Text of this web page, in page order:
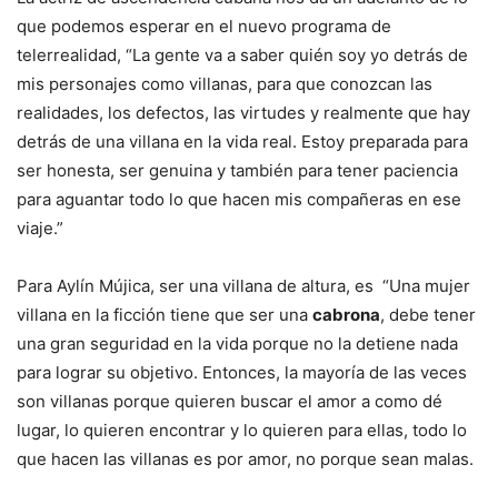
que podemos esperar en el nuevo programa de
telerrealidad, “La gente va a saber quién soy yo detrás de
mis personajes como villanas, para que conozcan las
realidades, los defectos, las virtudes y realmente que hay
detrás de una villana en la vida real. Estoy preparada para
ser honesta, ser genuina y también para tener paciencia
para aguantar todo lo que hacen mis compañeras en ese
viaje.”
Para Aylín Mújica, ser una villana de altura, es “Una mujer
villana en la ficción tiene que ser una cabrona, debe tener
una gran seguridad en la vida porque no la detiene nada
para lograr su objetivo. Entonces, la mayoría de las veces
son villanas porque quieren buscar el amor a como dé
lugar, lo quieren encontrar y lo quieren para ellas, todo lo
que hacen las villanas es por amor, no porque sean malas.